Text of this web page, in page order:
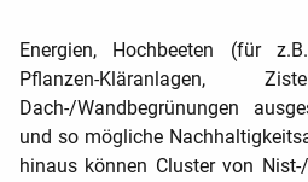
Energien, Hochbeeten (für
Pflanzen-Kläranlagen,
Dach-/Wandbegrünungen
und so mögliche
hinaus können Cluster von